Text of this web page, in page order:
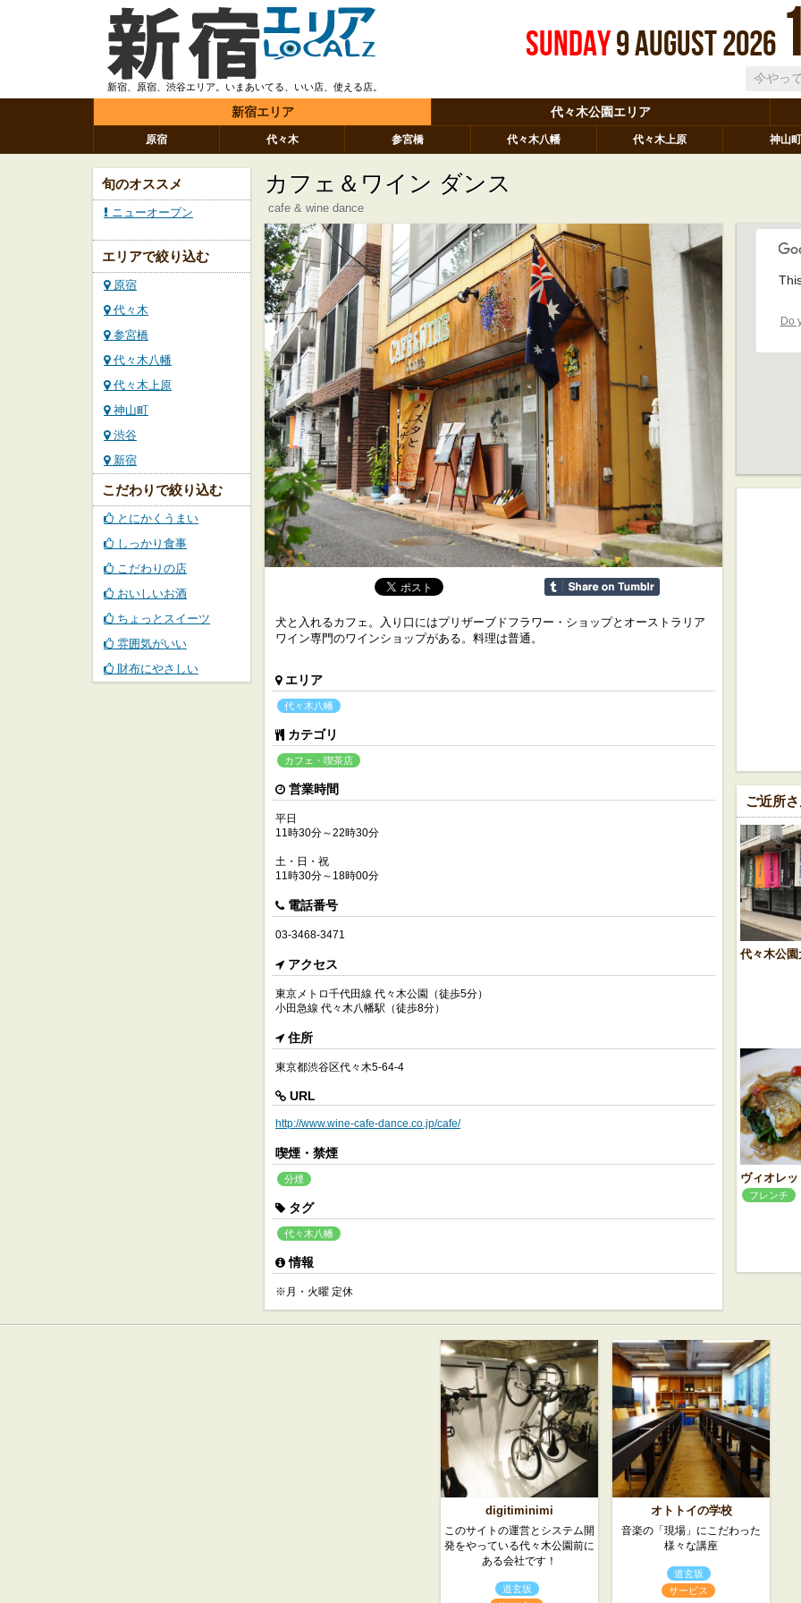
新宿、原宿、渋谷エリア。いまあいてる、いい店、使える店。
Sunday9August2026
新宿エリア 代々木公園エリア
原宿 代々木 参宮橋 代々木八幡 代々木上原 神山町
旬のオススメ
ニューオープン
エリアで絞り込む
原宿
代々木
参宮橋
代々木八幡
代々木上原
神山町
渋谷
新宿
こだわりで絞り込む
とにかくうまい
しっかり食事
こだわりの店
おいしいお酒
ちょっとスイーツ
雰囲気がいい
財布にやさしい
カフェ＆ワイン ダンス
cafe & wine dance
犬と入れるカフェ。入り口にはプリザーブドフラワー・ショップとオーストラリア
ワイン専門のワインショップがある。料理は普通。
エリア
代々木八幡
カテゴリ
カフェ・喫茶店
営業時間
平日
11時30分～22時30分
土・日・祝
11時30分～18時00分
電話番号
03-3468-3471
アクセス
東京メトロ千代田線 代々木公園（徒歩5分）
小田急線 代々木八幡駅（徒歩8分）
住所
東京都渋谷区代々木5-64-4
URL
http://www.wine-cafe-dance.co.jp/cafe/
喫煙・禁煙
分煙
タグ
代々木八幡
情報
※月・火曜 定休
Do
ご近所
代々木公
ヴィオレッ
フレンチ
digitiminimi
このサイトの運営とシステム開
発をやっている代々木公園前に
ある会社です！
道玄坂
オトトイの学校
音楽の「現場」にこだわった
様々な講座
道玄坂
サービス